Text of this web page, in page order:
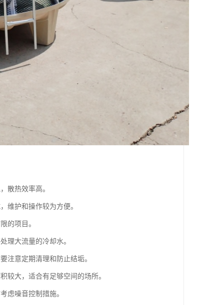
散热效率高。
维护和操作较为方便。
的项目。
理大流量的冷却水。
注意定期清理和防止结垢。
较大，适合有足够空间的场所。
虑噪音控制措施。